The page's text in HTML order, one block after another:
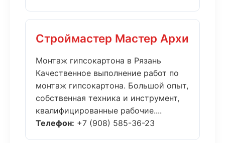
Строймастер Мастер Архи
Монтаж гипсокартона в Рязань
Качественное выполнение работ по
монтаж гипсокартона. Большой опыт,
собственная техника и инструмент,
квалифицированные рабочие....
Телефон: +7 (908) 585-36-23